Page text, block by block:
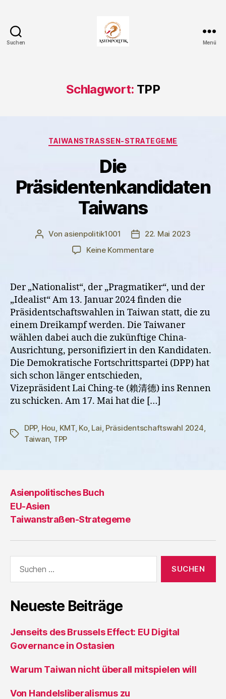
Suchen Menü
Schlagwort: TPP
Kategorien
TAIWANSTRASSEN-STRATEGEME
Die
Präsidentenkandidaten
Taiwans
Beitragsautor
Von asienpolitik1001 Veröffentlichungsdatum
22. Mai 2023
Keine Kommentarezu
Taiwans
Der „Nationalist“, der „Pragmatiker“, und der
„Idealist“ Am 13. Januar 2024 finden die
Präsidentschaftswahlen in Taiwan statt, die zu
einem Dreikampf werden. Die Taiwaner
wählen dabei auch die zukünftige China-
Ausrichtung, personifiziert in den Kandidaten.
Die Demokratische Fortschrittspartei (DPP) hat
sich schon länger entschieden,
Vizepräsident Lai Ching-te (賴清德) ins Rennen
zu schicken. Am 17. Mai hat die […]
Schlagwörter
DPP, Hou KMT, Ko, Lai Präsidentschaftswahl 2024
Taiwan TPP
Asienpolitisches Buch
EU-Asien
Taiwanstraßen-Strategeme
nach:
Neueste Beiträge
Jenseits des Brussels Effect: EU Digital
Governance in Ostasien
Warum Taiwan nicht überall mitspielen will
Von Handelsliberalismus zu